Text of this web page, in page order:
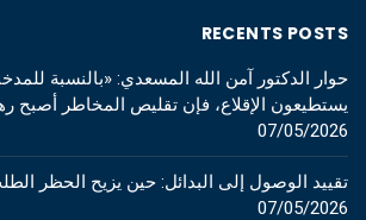
RECENTS POSTS
حوار الدكتور آمن الله المسعدي: «بالنسبة
يستطيعون الإقلاع، فإن تقليص المخاطر أصبح
07/05/2026
تقييد الوصول إلى البدائل: حين يزيح الحظر
07/05/2026